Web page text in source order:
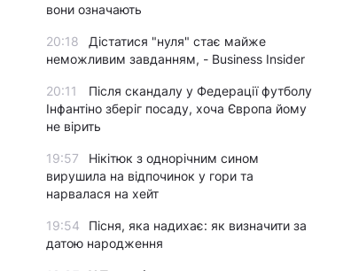
вони означають
20:18
Дістатися "нуля" стає майже
неможливим завданням, - Business Insider
20:11
Після скандалу у Федерації футболу
Інфантіно зберіг посаду, хоча Європа йому
не вірить
19:57
Нікітюк з однорічним сином
вирушила на відпочинок у гори та
нарвалася на хейт
19:54
Пісня, яка надихає: як визначити за
датою народження